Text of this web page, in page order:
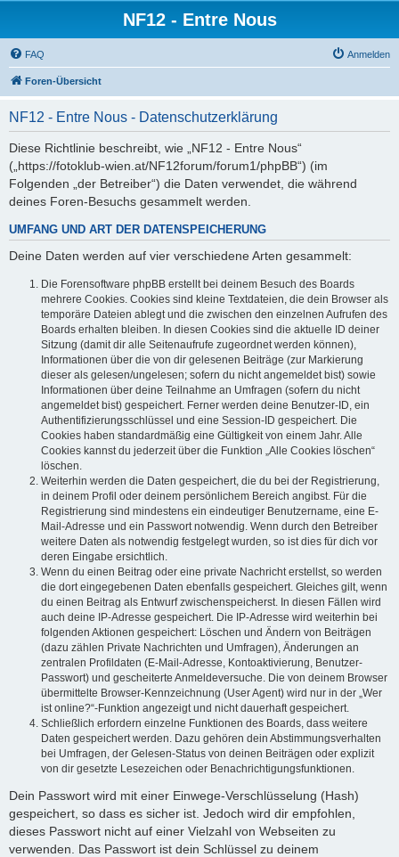
NF12 - Entre Nous
FAQ Anmelden
Foren-Übersicht
NF12 - Entre Nous - Datenschutzerklärung
Diese Richtlinie beschreibt, wie „NF12 - Entre Nous“
(„https://fotoklub-wien.at/NF12forum/forum1/phpBB“) (im
Folgenden „der Betreiber“) die Daten verwendet, die während
deines Foren-Besuchs gesammelt werden.
UMFANG UND ART DER DATENSPEICHERUNG
Deine Daten werden auf vier verschiedene Arten gesammelt:
Die Forensoftware phpBB erstellt bei deinem Besuch des Boards
mehrere Cookies. Cookies sind kleine Textdateien, die dein Browser als
temporäre Dateien ablegt und die zwischen den einzelnen Aufrufen des
Boards erhalten bleiben. In diesen Cookies sind die aktuelle ID deiner
Sitzung (damit dir alle Seitenaufrufe zugeordnet werden können),
Informationen über die von dir gelesenen Beiträge (zur Markierung
dieser als gelesen/ungelesen; sofern du nicht angemeldet bist) sowie
Informationen über deine Teilnahme an Umfragen (sofern du nicht
angemeldet bist) gespeichert. Ferner werden deine Benutzer-ID, ein
Authentifizierungsschlüssel und eine Session-ID gespeichert. Die
Cookies haben standardmäßig eine Gültigkeit von einem Jahr. Alle
Cookies kannst du jederzeit über die Funktion „Alle Cookies löschen“
löschen.
Weiterhin werden die Daten gespeichert, die du bei der Registrierung,
in deinem Profil oder deinem persönlichem Bereich angibst. Für die
Registrierung sind mindestens ein eindeutiger Benutzername, eine E-
Mail-Adresse und ein Passwort notwendig. Wenn durch den Betreiber
weitere Daten als notwendig festgelegt wurden, so ist dies für dich vor
deren Eingabe ersichtlich.
Wenn du einen Beitrag oder eine private Nachricht erstellst, so werden
die dort eingegebenen Daten ebenfalls gespeichert. Gleiches gilt, wenn
du einen Beitrag als Entwurf zwischenspeicherst. In diesen Fällen wird
auch deine IP-Adresse gespeichert. Die IP-Adresse wird weiterhin bei
folgenden Aktionen gespeichert: Löschen und Ändern von Beiträgen
(dazu zählen Private Nachrichten und Umfragen), Änderungen an
zentralen Profildaten (E-Mail-Adresse, Kontoaktivierung, Benutzer-
Passwort) und gescheiterte Anmeldeversuche. Die von deinem Browser
übermittelte Browser-Kennzeichnung (User Agent) wird nur in der „Wer
ist online?“-Funktion angezeigt und nicht dauerhaft gespeichert.
Schließlich erfordern einzelne Funktionen des Boards, dass weitere
Daten gespeichert werden. Dazu gehören dein Abstimmungsverhalten
bei Umfragen, der Gelesen-Status von deinen Beiträgen oder explizit
von dir gesetzte Lesezeichen oder Benachrichtigungsfunktionen.
Dein Passwort wird mit einer Einwege-Verschlüsselung (Hash)
gespeichert, so dass es sicher ist. Jedoch wird dir empfohlen,
dieses Passwort nicht auf einer Vielzahl von Webseiten zu
verwenden. Das Passwort ist dein Schlüssel zu deinem